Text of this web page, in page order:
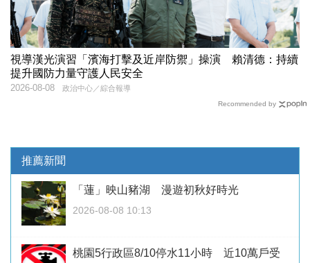
視導漢光演習「濱海打擊及近岸防禦」操演 賴清德：持續
提升國防力量守護人民安全
政治中心／綜合報導
2026-08-08
Recommended by
推薦新聞
「蓮」映山豬湖 漫遊初秋好時光
2026-08-08 10:13
桃園5行政區8/10停水11小時 近10萬戶受